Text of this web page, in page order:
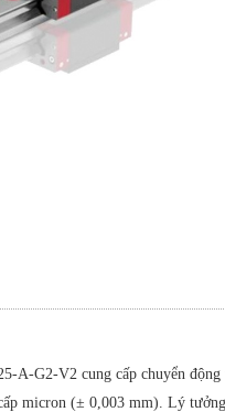
G2-V2 cung cấp chuyển động
micron (± 0,003 mm). Lý